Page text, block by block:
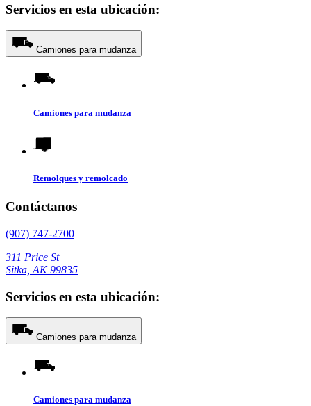
Servicios en esta ubicación:
Camiones para mudanza
Camiones para mudanza
Remolques y remolcado
Contáctanos
(907) 747-2700
311 Price St
Sitka, AK 99835
Servicios en esta ubicación:
Camiones para mudanza
Camiones para mudanza